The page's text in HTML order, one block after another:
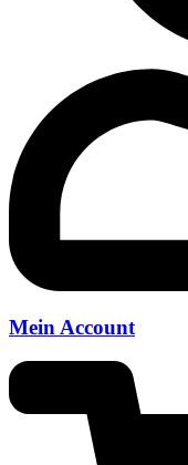
Mein Account